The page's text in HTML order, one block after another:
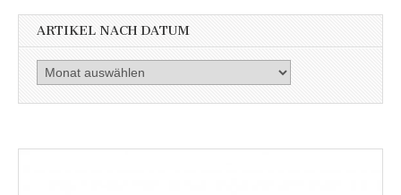
ARTIKEL NACH DATUM
Artikel
nach